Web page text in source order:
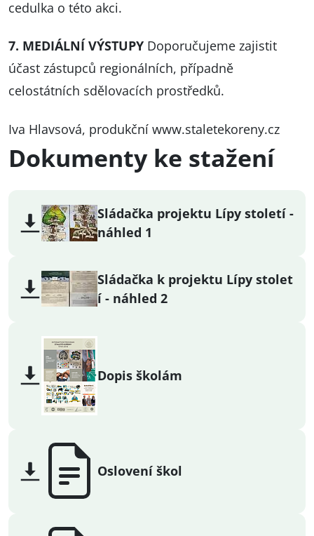
cedulka o této akci.
7. MEDIÁLNÍ VÝSTUPY Doporučujeme zajistit
účast zástupců regionálních, případně
celostátních sdělovacích prostředků.
Iva Hlavsová, produkční www.staletekoreny.cz
Dokumenty ke stažení
Sládačka projektu Lípy století -
náhled 1
Sládačka k projektu Lípy stolet
í - náhled 2
Dopis školám
Oslovení škol